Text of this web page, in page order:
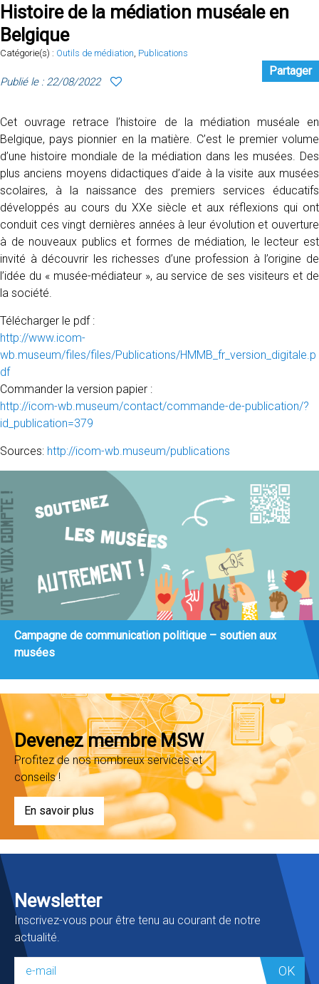
Histoire de la médiation muséale en
Belgique
Catégorie(s) : Outils de médiation Publications
Publié le : 22/08/2022
Partager
Cet ouvrage retrace l’histoire de la médiation muséale en
Belgique, pays pionnier en la matière. C’est le premier volume
d’une histoire mondiale de la médiation dans les musées. Des
plus anciens moyens didactiques d’aide à la visite aux musées
scolaires, à la naissance des premiers services éducatifs
développés au cours du XXe siècle et aux réflexions qui ont
conduit ces vingt dernières années à leur évolution et ouverture
à de nouveaux publics et formes de médiation, le lecteur est
invité à découvrir les richesses d’une profession à l’origine de
l’idée du « musée-médiateur », au service de ses visiteurs et de
la société.
Télécharger le pdf :
http://www.icom-
wb.museum/files/files/Publications/HMMB_fr_version_digitale.p
df
Commander la version papier :
http://icom-wb.museum/contact/commande-de-publication/?
id_publication=379
Sources: http://icom-wb.museum/publications
Campagne de communication politique – soutien aux
musées
Devenez membre MSW
Profitez de nos nombreux services et
conseils !
En savoir plus
Newsletter
Inscrivez-vous pour être tenu au courant de notre
actualité.
OK